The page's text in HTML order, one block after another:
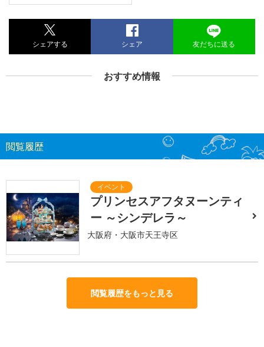
シェアする シェア 友だちに送る
おすすめ情報
閲覧履歴
プリンセスアフタヌーンティ
ー ～シンデレラ～
大阪府・大阪市天王寺区
閲覧履歴をもっと見る